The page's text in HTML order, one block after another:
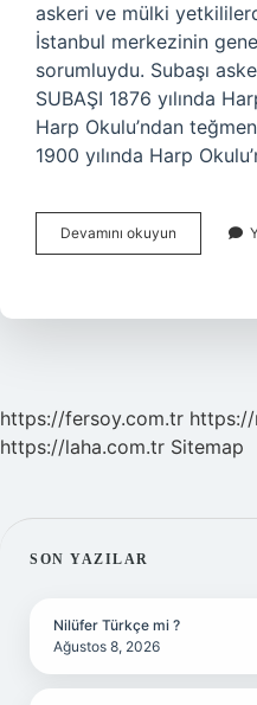
askeri ve mülki
İstanbul merkezinin
sorumluydu. Subaşı
SUBAŞI 1876 yılında
Harp Okulu’ndan
1900 yılında Harp
Devamını okuyun
Rütbesi
https://fersoy.com.tr
https://laha.com.tr Sitemap
SIDEBAR
SON YAZILAR
Nilüfer Türkçe mi ?
Ağustos 8, 2026